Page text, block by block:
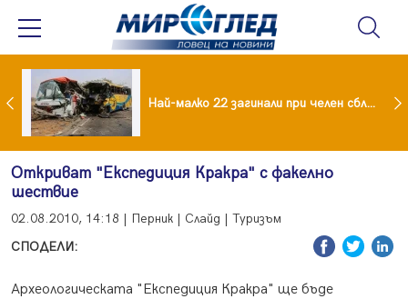
споразумение със САЩ , но без компромиси Най-малко 22 загинали при челен сблъсък между два автобуса
Откриват "Експедиция Кракра" с факелно
шествие
02.08.2010, 14:18 | Перник | Слайд | Туризъм
СПОДЕЛИ:
Археологическата "Експедиция Кракра" ще бъде